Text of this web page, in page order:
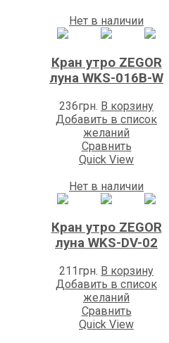
Нет в наличии
Кран утро ZEGOR
луна WKS-016B-W
236грн. В корзину
Добавить в список
желаний
Сравнить
Quick View
Нет в наличии
Кран утро ZEGOR
луна WKS-DV-02
211грн. В корзину
Добавить в список
желаний
Сравнить
Quick View